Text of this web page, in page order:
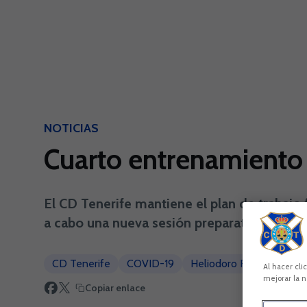
NOTICIAS
Cuarto
El CD Tenerife mantiene el plan de
a cabo una nueva sesión preparatoria
CD Tenerife COVID-19 Heliodoro Rodríguez
Copiar enlace
Al hacer
mejorar la